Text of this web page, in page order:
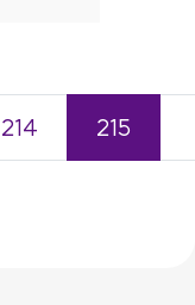
214 215